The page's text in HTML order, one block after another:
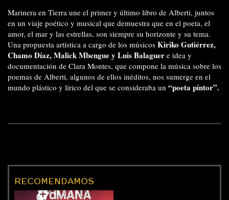
Marinera en Tierra une el primer y último libro de Alberti, juntos
en un viaje poético y musical que demuestra que en el poeta, el
amor, el mar y las estrellas, son siempre su horizonte y su tema.
Una propuesta artística a cargo de los músicos Kiriko Gutiérrez,
Chamo Díaz, Malick Mbengue y Luis Balaguer e idea y
documentación de Clara Montes, que compone la música sobre los
poemas de Alberti, algunos de ellos inéditos, nos sumerge en el
mundo plástico y lírico del que se consideraba un “poeta pintor”.
RECOMENDAMOS